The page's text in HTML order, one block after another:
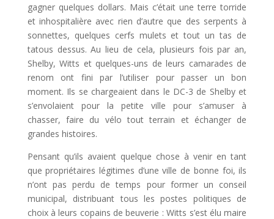
gagner quelques dollars. Mais c’était une terre torride
et inhospitalière avec rien d’autre que des serpents à
sonnettes, quelques cerfs mulets et tout un tas de
tatous dessus. Au lieu de cela, plusieurs fois par an,
Shelby, Witts et quelques-uns de leurs camarades de
renom ont fini par l’utiliser pour passer un bon
moment. Ils se chargeaient dans le DC-3 de Shelby et
s’envolaient pour la petite ville pour s’amuser à
chasser, faire du vélo tout terrain et échanger de
grandes histoires.
Pensant qu’ils avaient quelque chose à venir en tant
que propriétaires légitimes d’une ville de bonne foi, ils
n’ont pas perdu de temps pour former un conseil
municipal, distribuant tous les postes politiques de
choix à leurs copains de beuverie : Witts s’est élu maire